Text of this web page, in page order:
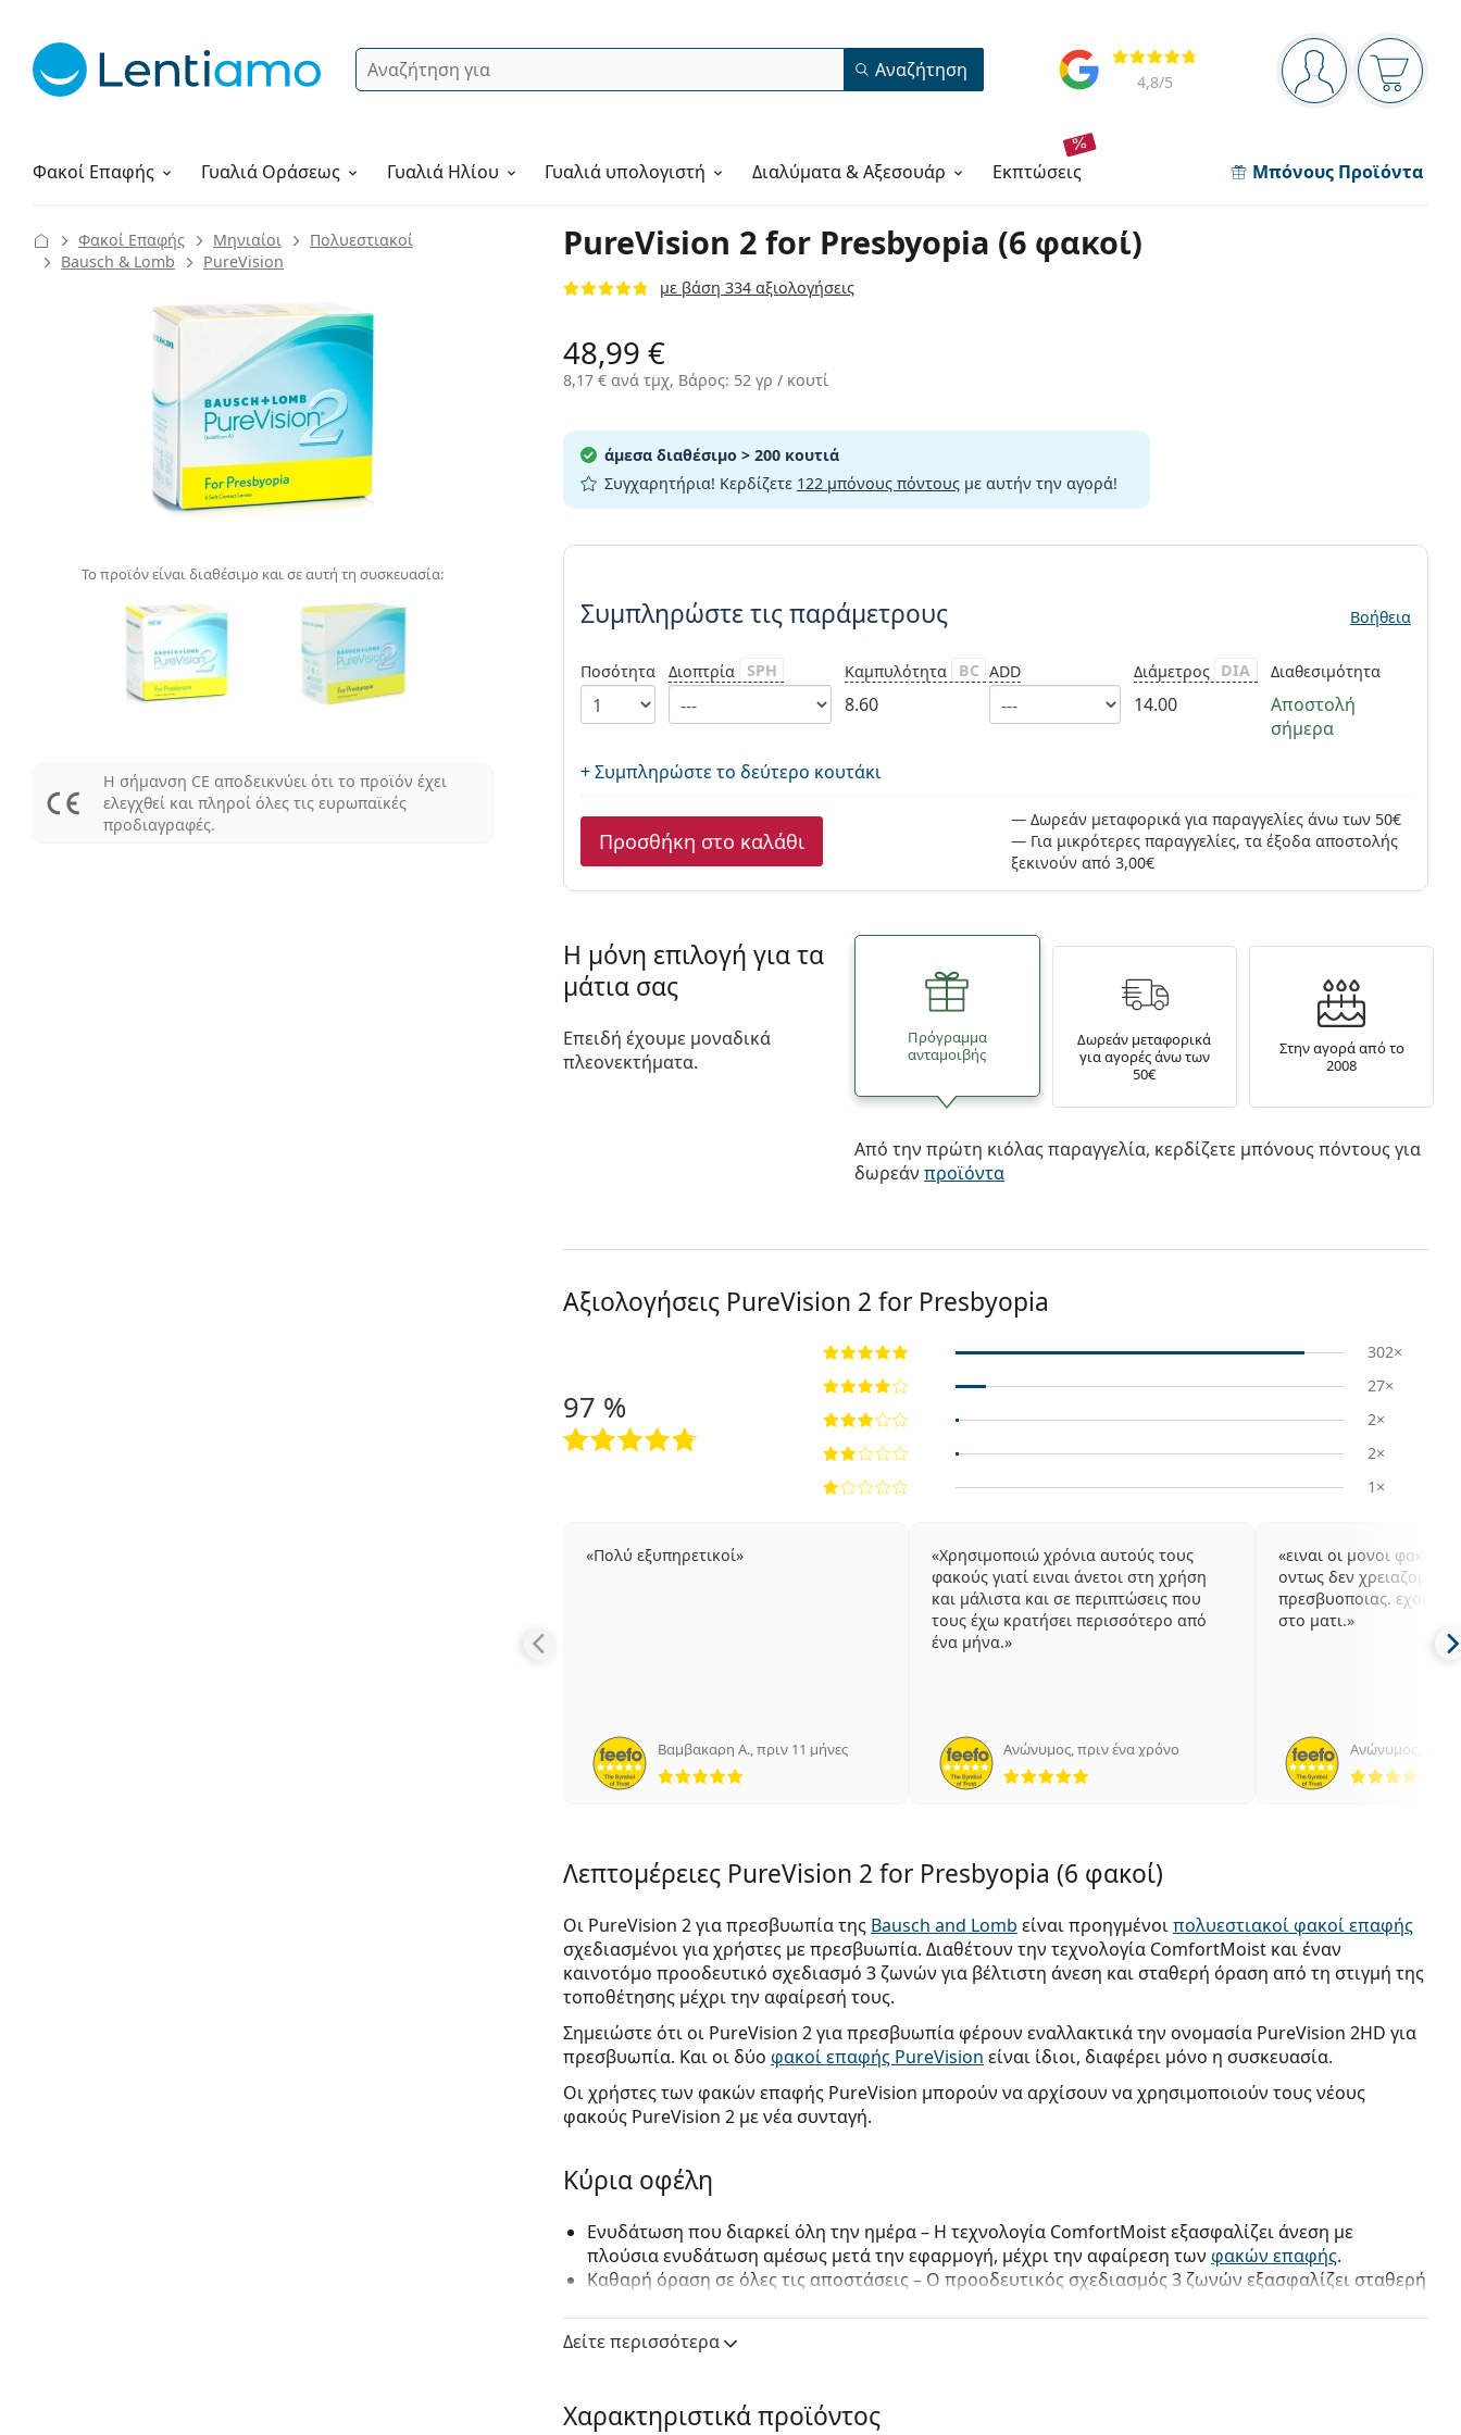
Πίνακας πλοήγησης
Είστε
Το
Αξιολογήσεις
4,8/5
Αναζήτηση Αναζήτηση
Φακοί Επαφής
Υγρά φακών ΓυαλιάΟράσεως Γυαλιά Ηλίου Γυαλιά υπολογιστή Διαλύματα & Αξεσουάρ εκπτώσεις Μπόνους Προϊόντα
Πώς να παραγγείλετε
PureVision 2 for Presbyopia (6 φακοί)
με βάση 334 αξιολογήσεις
Φακοί Επαφής Μηνιαίοι
Πολυεστιακοί
Bausch & Lomb
PureVision
Το προϊόν είναι διαθέσιμο και σε αυτή τη συσκευασία:
Η σήμανση CE αποδεικνύει ότι το προϊόν έχει
ελεγχθεί και πληροί όλες τις ευρωπαϊκές
προδιαγραφές.
48,99 €
8,17 €ανά τμχ, Βάρος: 52 γρ / κουτί
άμεσα διαθέσιμο > 200 κουτιά
Συγχαρητήρια! Κερδίζετε 122 μπόνους πόντουςμε αυτήν την αγορά!
Συμπληρώστε τις παράμετρους
Συμπληρώστε τις παράμετρους Βοήθεια
Ποσότητα Διοπτρία SPH Καμπυλότητα BC
8.60
ADD Διάμετρος DIA
14.00
Διαθεσιμότητα
Αποστολή
σήμερα
+ Συμπληρώστε το δεύτερο κουτάκι
Προσθήκη στο καλάθι
Δωρεάν μεταφορικά για παραγγελίες άνω των 50€
Για μικρότερες παραγγελίες, τα έξοδα αποστολής
ξεκινούν από 3,00€
Η μόνη επιλογή για τα
μάτια σας
Επειδή έχουμε μοναδικά
πλεονεκτήματα.
Πρόγραμμα
ανταμοιβής
Δωρεάν μεταφορικά
για αγορές άνω των
50€
Στην αγορά από το
2008
Από την πρώτη κιόλας παραγγελία, κερδίζετε μπόνους πόντους για
δωρεάνπροϊόντα
Αξιολογήσεις PureVision 2 for Presbyopia
97 %
302×
27×
2×
2×
1×
Πολύ εξυπηρετικοί
Βαμβακαρη Α.,πριν 11 μήνες
5 αξιολογήσεις από 5
Χρησιμοποιώ χρόνια αυτούς τους
φακούς γιατί ειναι άνετοι στη χρήση
και μάλιστα και σε περιπτώσεις που
τους έχω κρατήσει περισσότερο από
ένα μήνα.
Ανώνυμος,πριν ένα χρόνο
5 αξιολογήσεις από 5
ειναι οι μονοι φακοι
οντως δεν χρειαζομαι
πρεσβυοποιας. εχουν
στο ματι.
Ανώνυμος
Λεπτομέρειες PureVision 2 for Presbyopia (6 φακοί)
Οι PureVision 2 για πρεσβυωπία της Bausch and Lomb είναι προηγμένοιπολυεστιακοί φακοί επαφής
σχεδιασμένοι για χρήστες με πρεσβυωπία. Διαθέτουν την τεχνολογία ComfortMoist και έναν
καινοτόμο προοδευτικό σχεδιασμό 3 ζωνών για βέλτιστη άνεση και σταθερή όραση από τη στιγμή της
τοποθέτησης μέχρι την αφαίρεσή τους.
Σημειώστε ότι οι PureVision 2 για πρεσβυωπία φέρουν εναλλακτικά την ονομασία PureVision 2HD για
πρεσβυωπία. Και οι δύο φακοί επαφής PureVision είναι ίδιοι, διαφέρει μόνο η συσκευασία.
Οι χρήστες των φακών επαφής PureVision μπορούν να αρχίσουν να χρησιμοποιούν τους νέους
φακούς PureVision 2 με νέα συνταγή.
Κύρια οφέλη
Ενυδάτωση που διαρκεί όλη την ημέρα– Η τεχνολογία ComfortMoist εξασφαλίζει άνεση με
πλούσια ενυδάτωση αμέσως μετά την εφαρμογή, μέχρι την αφαίρεση των φακών επαφής.
Καθαρή όραση σε όλες τις αποστάσεις– Ο προοδευτικός σχεδιασμός 3 ζωνών εξασφαλίζει σταθερή
Πιθανή παρατεταμένη χρήση
– Οι σύγχρονοι
διαπερατότητα οξυγόνου για βέλτιστη άνεση.
Δείτε περισσότερα
Χαρακτηριστικά προϊόντος